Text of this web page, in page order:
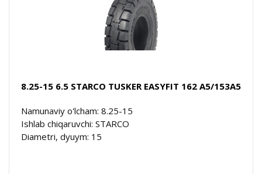
8.25-15 6.5 STARCO TUSKER EASYFIT 162 A5/153A5
Namunaviy o'lcham: 8.25-15
Ishlab chiqaruvchi: STARCO
Diametri, dyuym: 15